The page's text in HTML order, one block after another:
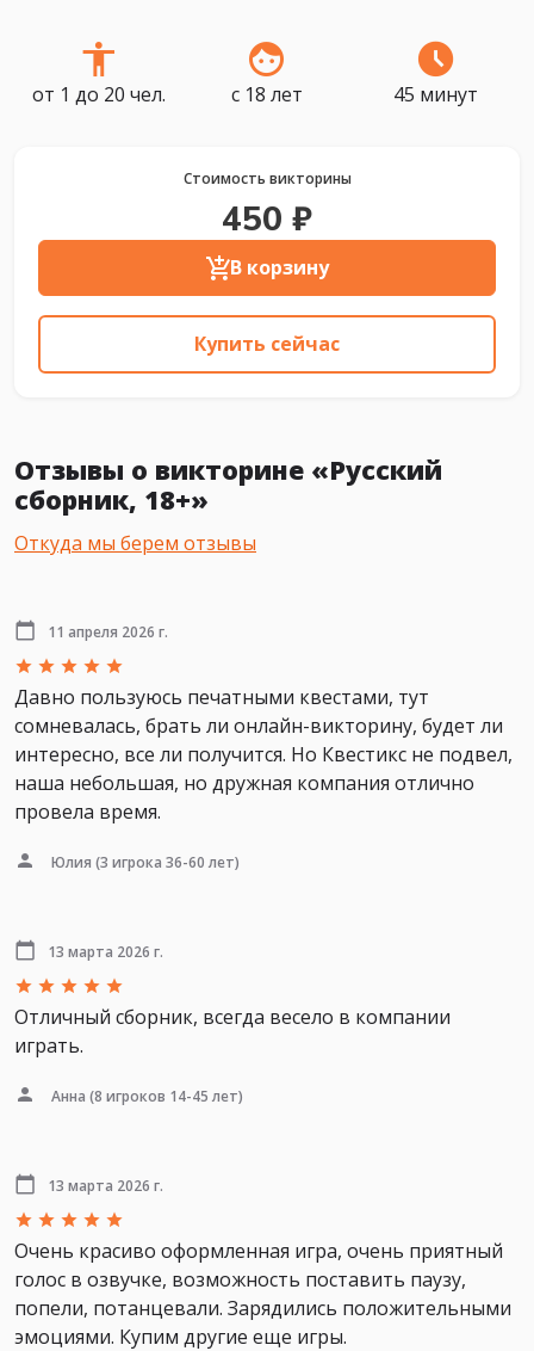
от 1 до 20 чел. с 18 лет 45 минут
Стоимость викторины
450 ₽
В корзину
Купить сейчас
Отзывы о викторине «Русский
сборник, 18+»
Откуда мы берем отзывы
11 апреля 2026 г.
Давно пользуюсь печатными квестами, тут
сомневалась, брать ли онлайн-викторину, будет ли
интересно, все ли получится. Но Квестикс не подвел,
наша небольшая, но дружная компания отлично
провела время.
Юлия (3 игрока 36-60 лет)
13 марта 2026 г.
Отличный сборник, всегда весело в компании
играть.
Анна (8 игроков 14-45 лет)
13 марта 2026 г.
Очень красиво оформленная игра, очень приятный
голос в озвучке, возможность поставить паузу,
попели, потанцевали. Зарядились положительными
эмоциями. Купим другие еще игры.